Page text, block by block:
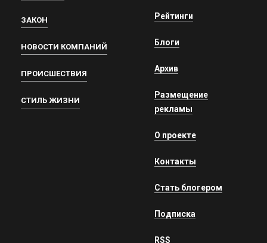
ЗАКОН
НОВОСТИ КОМПАНИЙ
ПРОИСШЕСТВИЯ
СТИЛЬ ЖИЗНИ
Рейтинги
Блоги
Архив
Размещение
рекламы
О проекте
Контакты
Стать блогером
Подписка
RSS